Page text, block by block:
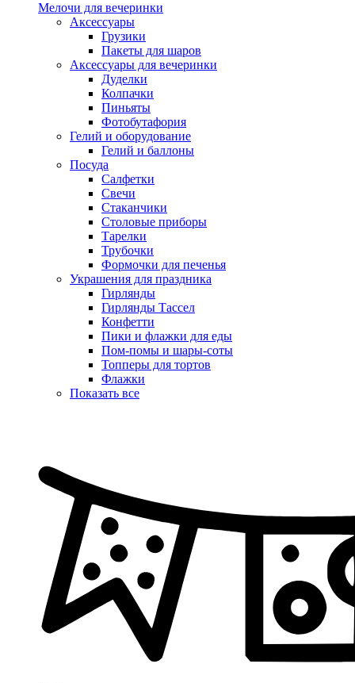
Мелочи для вечеринки
Аксессуары
Грузики
Пакеты для шаров
Аксессуары для вечеринки
Дуделки
Колпачки
Пиньяты
Фотобутафория
Гелий и оборудование
Гелий и баллоны
Посуда
Салфетки
Свечи
Стаканчики
Столовые приборы
Тарелки
Трубочки
Формочки для печенья
Украшения для праздника
Гирлянды
Гирлянды Тассел
Конфетти
Пики и флажки для еды
Пом-помы и шары-соты
Топперы для тортов
Флажки
Показать все